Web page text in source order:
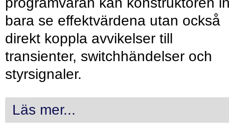
bara se effektvärdena utan också
direkt koppla avvikelser till
transienter, switchhändelser och
styrsignaler.
Läs mer...